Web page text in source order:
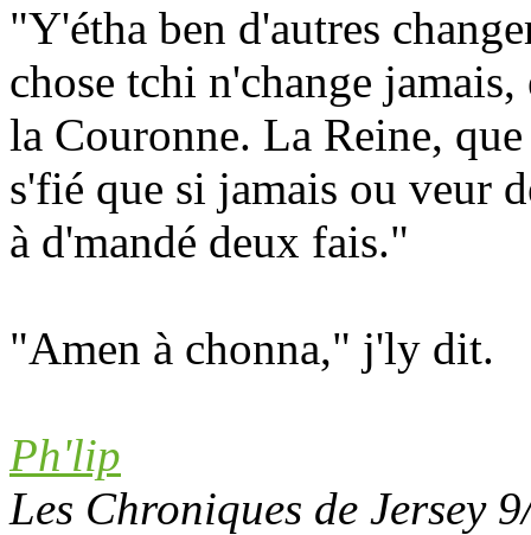
"Y'étha ben d'autres
chose tchi n'change
la Couronne. La Reine,
s'fié que si jamais ou veur
à d'mandé deux fais."
"Amen à chonna," j'ly dit.
Ph'lip
Les Chroniques de Jersey